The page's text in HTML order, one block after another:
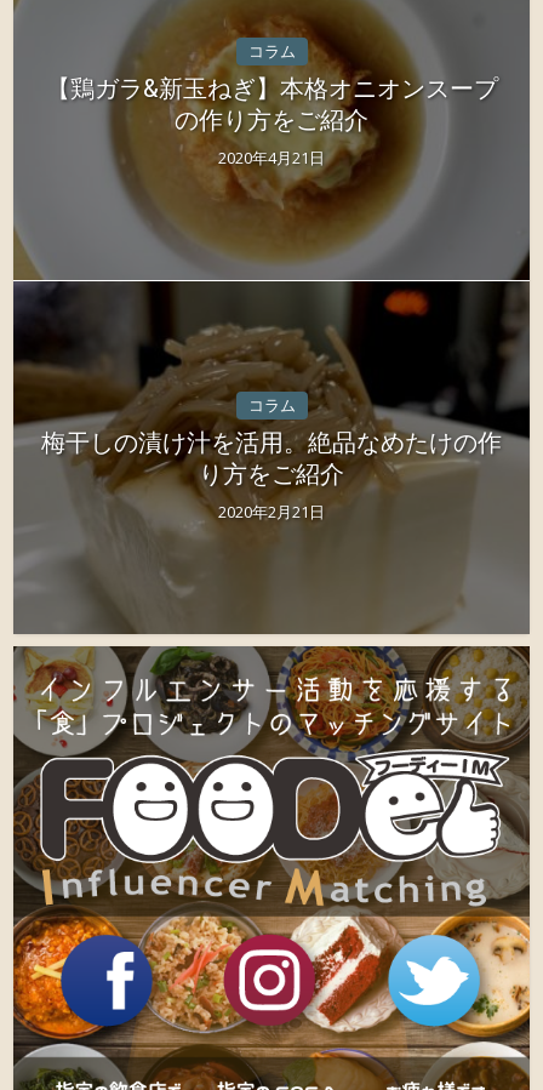
コラム
【鶏ガラ&新玉ねぎ】本格オニオンスープ
の作り方をご紹介
2020年4月21日
コラム
梅干しの漬け汁を活用。絶品なめたけの作
り方をご紹介
2020年2月21日